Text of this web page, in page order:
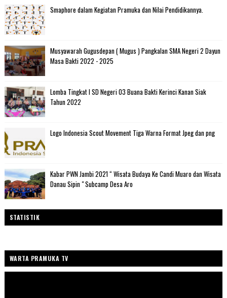
Smaphore dalam Kegiatan Pramuka dan Nilai Pendidikannya.
Musyawarah Gugusdepan ( Mugus ) Pangkalan SMA Negeri 2 Dayun
Masa Bakti 2022 - 2025
Lomba Tingkat I SD Negeri 03 Buana Bakti Kerinci Kanan Siak
Tahun 2022
Logo Indonesia Scout Movement Tiga Warna Format Jpeg dan png
Kabar PWN Jambi 2021 “ Wisata Budaya Ke Candi Muaro dan Wisata
Danau Sipin " Subcamp Desa Aro
STATISTIK
WARTA PRAMUKA TV